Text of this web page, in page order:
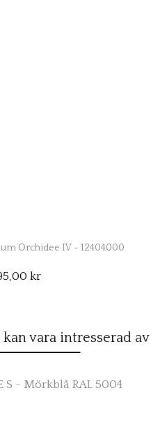
Orchidee IV - 12404000
kr
vara intresserad av